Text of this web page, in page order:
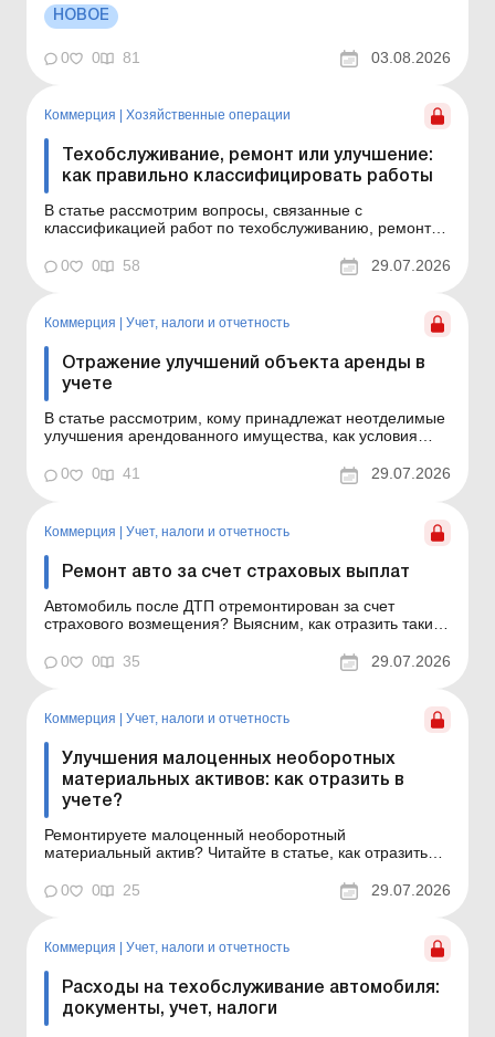
заменой разрушенной части и сочетание ремонтных и
капитальных работ в одной смете. Всегда ли
капитальный ремонт крыши нужно учитывать на счете
151? Название рабо...
НОВОЕ
0 0 81 03.08.2026
Коммерция Хозяйственные операции
Техобслуживание, ремонт или улучшение:
как правильно классифицировать работы
В статье рассмотрим вопросы, связанные с
классификацией работ по техобслуживанию, ремонту
учета таких работ (расходов), в частности учета
основного средства?...
0 0 58 29.07.2026
Коммерция Учет, налоги и отчетность
Отражение улучшений объекта аренды в
учете
В статье рассмотрим, кому принадлежат неотделимые
улучшения арендованного имущества, как условия
арендодателя, а также какие последствия по налогу на
прибыль и НДС возникают в случае компенсации или
средства: рем...
0 0 41 29.07.2026
Коммерция | Учет, налоги и отчетность
Ремонт авто за счет страховых выплат
Автомобиль после ДТП отремонтирован за счет
страхового возмещения? Выясним, как отразить такие
обязательства по НДС в зависимости от того, кому
страховая компания перечисляет средства –
Основные средства: р...
0 0 35 29.07.2026
Коммерция Учет, налоги и отчетность
Улучшения малоценных необоротных
материальных активов: как отразить в
учете?
Ремонтируете малоценный необоротный
материальный актив? Читайте в статье, как отразить
предприятия. Основные средства: ремонты,
модернизация, реконструкция и восстановление
реконструкция и восстановление в агро...
0 0 25 29.07.2026
Коммерция Учет, налоги и отчетность
Расходы на техобслуживание автомобиля:
документы, учет, налоги